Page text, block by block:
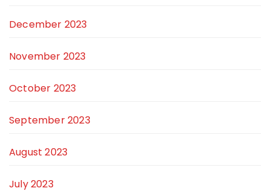
December 2023
November 2023
October 2023
September 2023
August 2023
July 2023